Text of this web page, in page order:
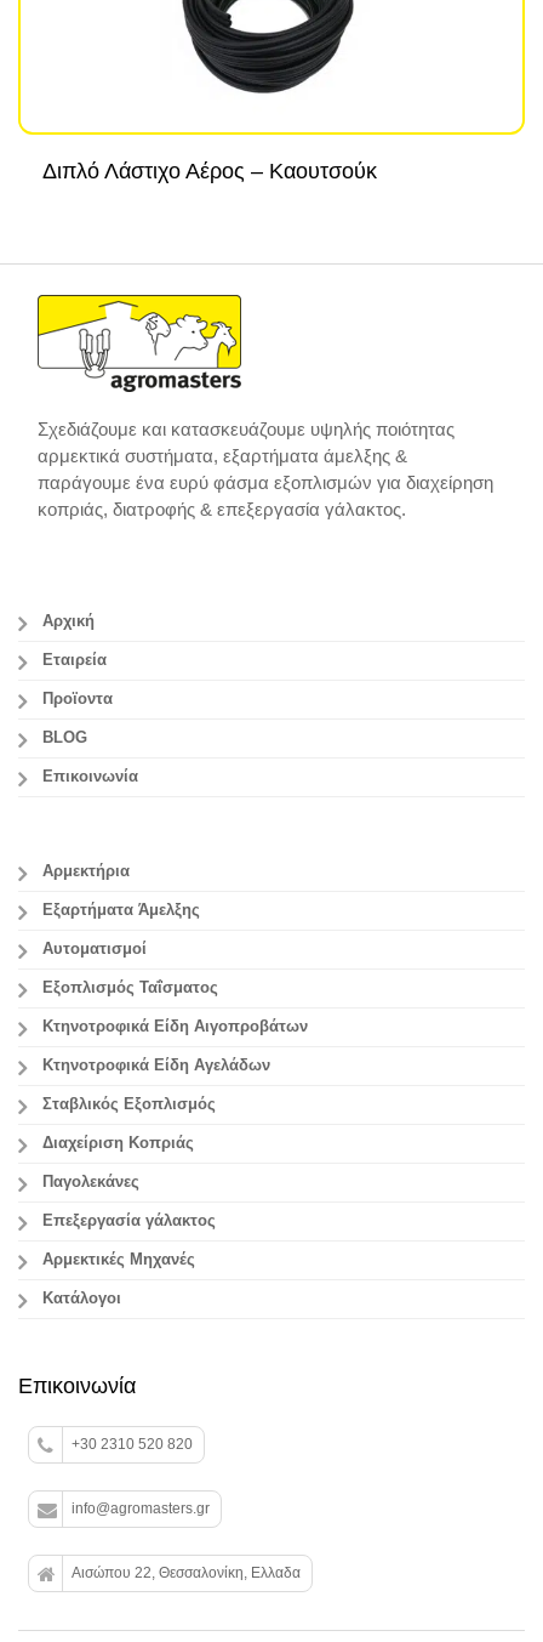
Διπλό Λάστιχο Αέρος – Καουτσούκ
Σχεδιάζουμε και κατασκευάζουμε υψηλής ποιότητας
αρμεκτικά συστήματα, εξαρτήματα άμελξης &
παράγουμε ένα ευρύ φάσμα εξοπλισμών για διαχείρηση
κοπριάς, διατροφής & επεξεργασία γάλακτος.
Αρχική
Εταιρεία
Προϊοντα
BLOG
Επικοινωνία
Αρμεκτήρια
Εξαρτήματα Άμελξης
Αυτοματισμοί
Εξοπλισμός Ταΐσματος
Κτηνοτροφικά Είδη Αιγοπροβάτων
Κτηνοτροφικά Είδη Αγελάδων
Σταβλικός Εξοπλισμός
Διαχείριση Κοπριάς
Παγολεκάνες
Επεξεργασία γάλακτος
Aρμεκτικές Μηχανές
Κατάλογοι
Επικοινωνία
+30 2310 520 820
info@agromasters.gr
Αισώπου 22, Θεσσαλονίκη, Ελλαδα